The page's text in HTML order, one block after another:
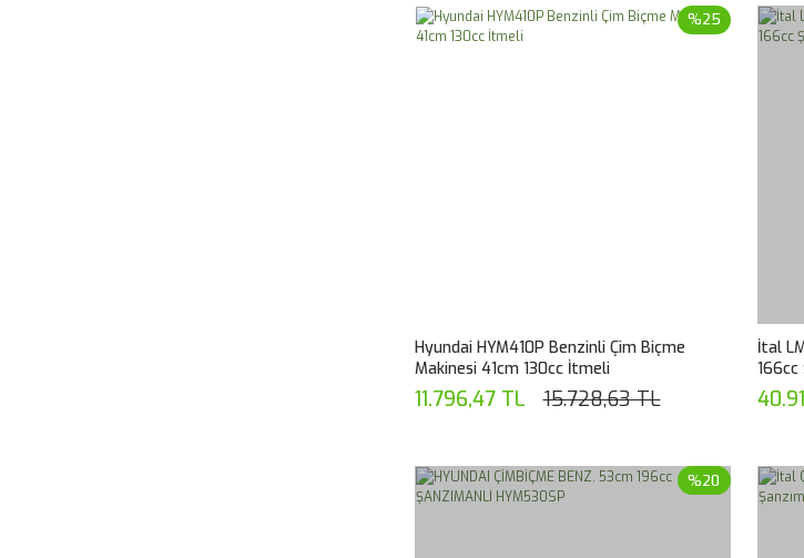
%25
Hyundai HYM410P Benzinli Çim Biçme
Makinesi 41cm 130cc İtmeli
11.796,47 TL 15.728,63 TL
İtal
166cc
%20